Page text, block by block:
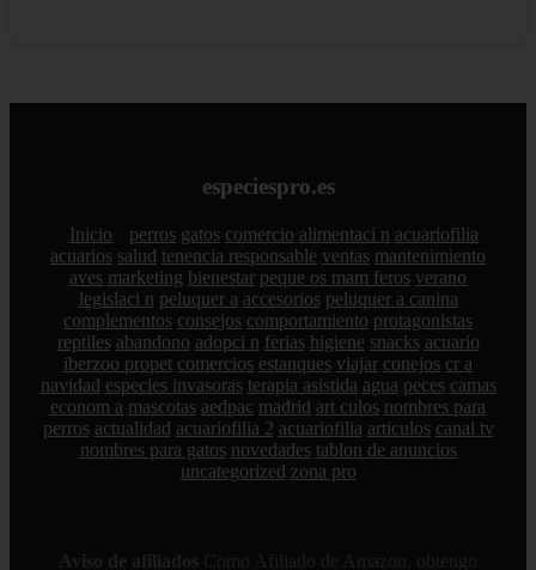
especiespro.es
Inicio perros gatos comercio alimentaci n acuariofilia
acuarios salud tenencia responsable ventas mantenimiento
aves marketing bienestar peque os mam feros verano
legislaci n peluquer a accesorios peluquer a canina
complementos consejos comportamiento protagonistas
reptiles abandono adopci n ferias higiene snacks acuario
iberzoo propet comercios estanques viajar conejos cr a
navidad especies invasoras terapia asistida agua peces camas
econom a mascotas aedpac madrid art culos nombres para
perros actualidad acuariofilia 2 acuariofilia articulos canal tv
nombres para gatos novedades tablon de anuncios
uncategorized zona pro
Aviso de afiliados Como Afiliado de Amazon, obtengo